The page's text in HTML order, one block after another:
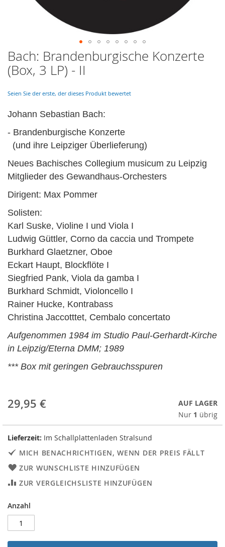
Skip
to
the
of
images
Bach: Brandenburgische Konzerte
(Box, 3 LP) - II
Seien Sie der erste, der dieses Produkt bewertet
Johann Sebastian Bach:
- Brandenburgische Konzerte
(und ihre Leipziger Überlieferung)
Neues Bachisches Collegium musicum zu Leipzig
Mitglieder des Gewandhaus-Orchesters
Dirigent: Max Pommer
Solisten:
Karl Suske, Violine I und Viola I
Ludwig Güttler, Corno da caccia und Trompete
Burkhard Glaetzner, Oboe
Eckart Haupt, Blockflöte I
Siegfried Pank, Viola da gamba I
Burkhard Schmidt, Violoncello I
Rainer Hucke, Kontrabass
Christina Jaccotttet, Cembalo concertato
Aufgenommen 1984 im Studio Paul-Gerhardt-Kirche
in Leipzig/Eterna DMM; 1989
*** Box mit geringen Gebrauchsspuren
29,95 €
AUF LAGER
Nur 1 übrig
Lieferzeit: Im Schallplattenladen Stralsund
MICH BENACHRICHTIGEN, WENN DER PREIS FÄLLT
ZUR WUNSCHLISTE HINZUFÜGEN
ZUR VERGLEICHSLISTE HINZUFÜGEN
Anzahl